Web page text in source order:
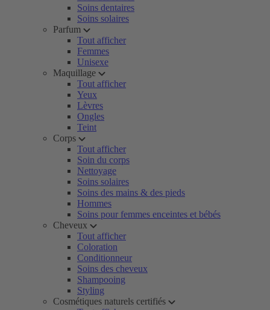
Soins dentaires
Soins solaires
Parfum
Tout afficher
Femmes
Unisexe
Maquillage
Tout afficher
Yeux
Lèvres
Ongles
Teint
Corps
Tout afficher
Soin du corps
Nettoyage
Soins solaires
Soins des mains & des pieds
Hommes
Soins pour femmes enceintes et bébés
Cheveux
Tout afficher
Coloration
Conditionneur
Soins des cheveux
Shampooing
Styling
Cosmétiques naturels certifiés